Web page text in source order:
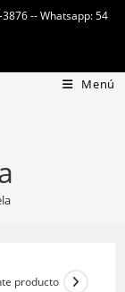
-- Whatsapp: 54
Menú
producto